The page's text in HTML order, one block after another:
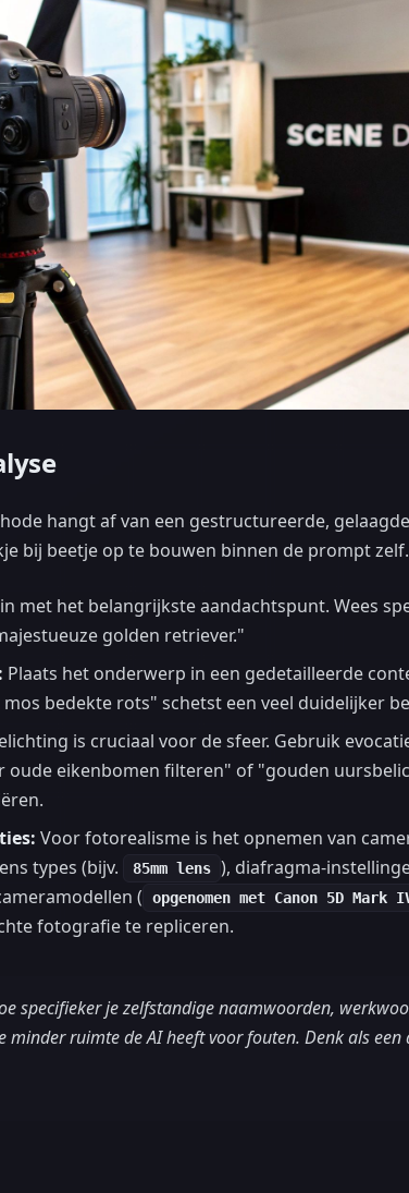
hangt af van een gestructureerde,
bij beetje op te bouwen binnen de prompt zelf.
met het belangrijkste aandachtspunt. Wees
golden retriever."
Plaats het onderwerp in een gedetailleerde
bedekte rots" schetst een veel duidelijker
is cruciaal voor de sfeer. Gebruik
oude eikenbomen filteren" of "gouden
Voor fotorealisme is het opnemen van
types (bijv.
85mm lens ), diafragma-
( opgenomen met Canon 5D Mark
fotografie te repliceren.
specifieker je zelfstandige naamwoorden,
minder ruimte de AI heeft voor fouten. Denk als